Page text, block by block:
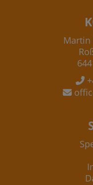
Martin